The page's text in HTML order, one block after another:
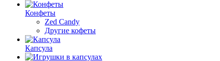
Конфеты
Zed Candy
Другие кофеты
Капсула